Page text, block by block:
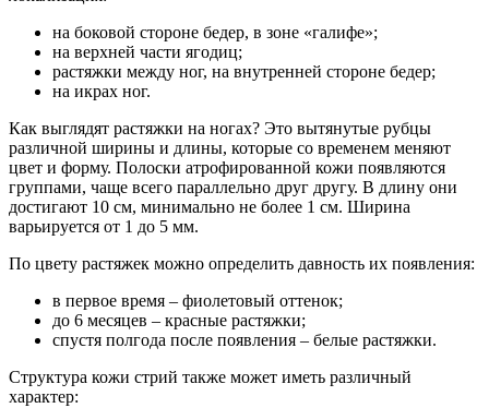
на боковой стороне бедер, в зоне «галифе»;
на верхней части ягодиц;
растяжки между ног, на внутренней стороне бедер;
на икрах ног.
Как выглядят растяжки на ногах? Это вытянутые рубцы
различной ширины и длины, которые со временем меняют
цвет и форму. Полоски атрофированной кожи появляются
группами, чаще всего параллельно друг другу. В длину они
достигают 10 см, минимально не более 1 см. Ширина
варьируется от 1 до 5 мм.
По цвету растяжек можно определить давность их появления:
в первое время – фиолетовый оттенок;
до 6 месяцев – красные растяжки;
спустя полгода после появления – белые растяжки.
Структура кожи стрий также может иметь различный
характер: